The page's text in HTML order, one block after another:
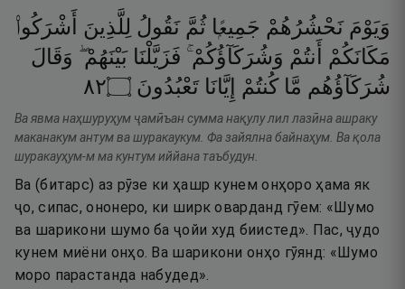
وَيَوْمَ نَحْشُرُهُمْ جَمِيعًۭا ثُمَّ نَقُولُ لِلَّذِينَ
أَشْرَكُوا۟
مَكَانَكُمْ
أَنتُمْ وَشُرَكَآؤُكُمْ ۚ فَزَيَّلْنَا بَيْنَهُمْ ۖ وَقَالَ
شُرَكَآؤُهُم مَّا كُنتُمْ إِيَّانَا تَعْبُدُونَ ۝٢٨
Ва явма наҳшуруҳум ҷамӣъан сумма нақулу лил лазӣна ашраку
маканакум антум ва шуракаукум. Фа зайялна байнаҳум. Ва қола
шуракауҳум-м ма кунтум иййана таъбудун.
Ва (битарс) аз рӯзе ки ҳашр кунем онҳоро ҳама як
ҷо, сипас, ононеро, ки ширк оварданд гӯем: «Шумо
ва шарикони шумо ба ҷойи худ биистед». Пас, ҷудо
кунем миёни онҳо. Ва шарикони онҳо гӯянд: «Шумо
моро парастанда набудед».